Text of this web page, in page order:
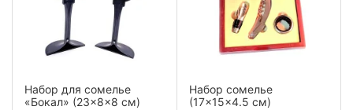
Набор для сомелье
«Бокал» (23×8×8 см)
Набор сомелье
(17×15×4.5 см)